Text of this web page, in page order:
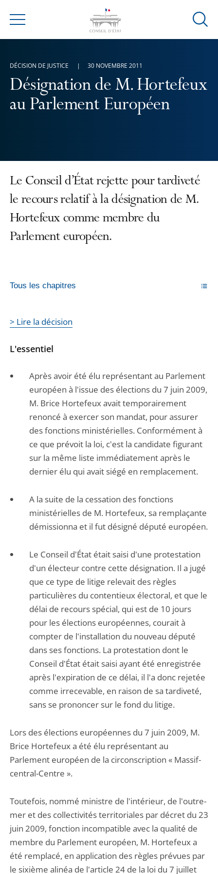
Menu
Ouvrir
Désignation de M. Hortefeux
au Parlement Européen
DÉCISION DE JUSTICE 30 NOVEMBRE 2011
Le Conseil d’État rejette pour tardiveté
le recours relatif à la désignation de M.
Hortefeux comme membre du
Parlement européen.
Tous les chapitres
> Lire la décision
L'essentiel
Après avoir été élu représentant au Parlement
européen à l'issue des élections du 7 juin 2009,
M. Brice Hortefeux avait temporairement
renoncé à exercer son mandat, pour assurer
des fonctions ministérielles. Conformément à
ce que prévoit la loi, c'est la candidate figurant
sur la même liste immédiatement après le
dernier élu qui avait siégé en remplacement.
A la suite de la cessation des fonctions
ministérielles de M. Hortefeux, sa remplaçante
démissionna et il fut désigné député européen.
Le Conseil d'État était saisi d'une protestation
d'un électeur contre cette désignation. Il a jugé
que ce type de litige relevait des règles
particulières du contentieux électoral, et que le
délai de recours spécial, qui est de 10 jours
pour les élections européennes, courait à
compter de l'installation du nouveau député
dans ses fonctions. La protestation dont le
Conseil d'État était saisi ayant été enregistrée
après l'expiration de ce délai, il l'a donc rejetée
comme irrecevable, en raison de sa tardiveté,
sans se prononcer sur le fond du litige.
Lors des élections européennes du 7 juin 2009, M.
Brice Hortefeux a été élu représentant au
Parlement européen de la circonscription « Massif-
central-Centre ».
Toutefois, nommé ministre de l'intérieur, de l'outre-
mer et des collectivités territoriales par décret du 23
juin 2009, fonction incompatible avec la qualité de
membre du Parlement européen, M. Hortefeux a
été remplacé, en application des règles prévues par
le sixième alinéa de l'article 24 de la loi du 7 juillet